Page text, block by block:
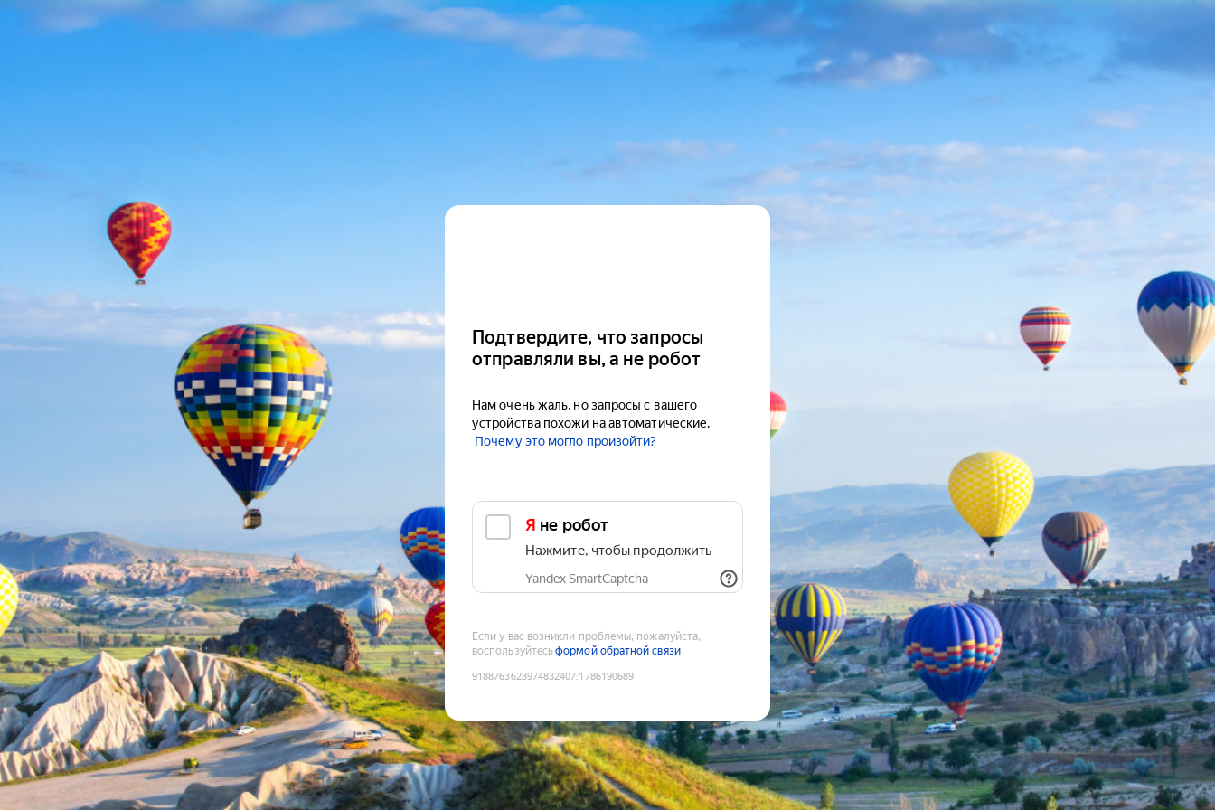
Подтвердите, что запросы
отправляли вы, а не робот
Нам очень жаль, но запросы с вашего
устройства похожи на автоматические.
Почему это могло произойти?
Я не робот
Нажмите, чтобы продолжить
Yandex SmartCaptcha
Если у вас возникли проблемы, пожалуйста,
воспользуйтесьформой обратной связи
9188763623974832407:1786190689